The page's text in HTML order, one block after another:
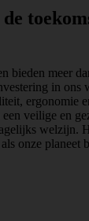
bieden meer
in ons
ergonomie
veilige en
welzijn.
onze planeet